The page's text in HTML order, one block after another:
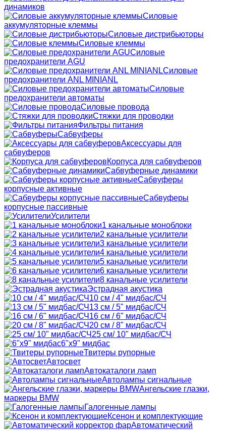
динамиков
Силовые
аккумуляторные клеммы
Силовые дистрибьюторы
Силовые клеммы
Силовые
предохранители AGU
Силовые
предохранители ANL MINIANL
Силовые
предохранители автоматы
Силовые провода
Стяжки для проводки
Фильтры питания
Сабвуферы
Аксессуары для
сабвуферов
Корпуса для сабвуферов
Сабвуферные динамики
Сабвуферы
корпусные активные
Сабвуферы
корпусные пассивные
Усилители
1 канальные моноблоки
2 канальные усилители
3 канальные усилители
4 канальные усилители
5 канальные усилители
6 канальные усилители
8 канальные усилители
Эстрадная акустика
10 см / 4" мидбас/СЧ
13 см / 5" мидбас/СЧ
16 см / 6" мидбас/СЧ
20 см / 8" мидбас/СЧ
25 см/ 10" мидбас/СЧ
6"x9" мидбас
Твитеры рупорные
Автосвет
Автокаталоги ламп
Автолампы сигнальные
Ангельские глазки,
маркеры BMW
Галогенные лампы
Ксенон и комплектующие
Автоматический